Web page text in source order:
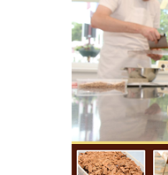
Libochovan
Kostel Narození Panny
Libochovanech
Márnice u kostel
Nepomuckého ve
Kostel svatého Jana
Starých Křečanech